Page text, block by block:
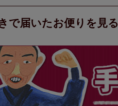
で届いたお便りを見る